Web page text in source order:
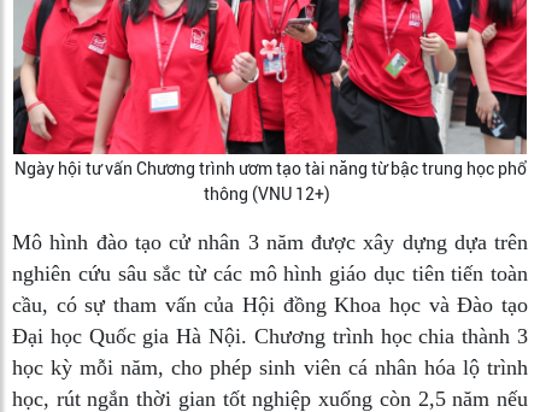
Ngày hội tư vấn Chương trình ươm tạo tài năng từ bậc trung học phổ
thông (VNU 12+)
Mô hình đào tạo cử nhân 3 năm được xây dựng dựa trên
nghiên cứu sâu sắc từ các mô hình giáo dục tiên tiến toàn
cầu, có sự tham vấn của Hội đồng Khoa học và Đào tạo
Đại học Quốc gia Hà Nội. Chương trình học chia thành 3
học kỳ mỗi năm, cho phép sinh viên cá nhân hóa lộ trình
học, rút ngắn thời gian tốt nghiệp xuống còn 2,5 năm nếu